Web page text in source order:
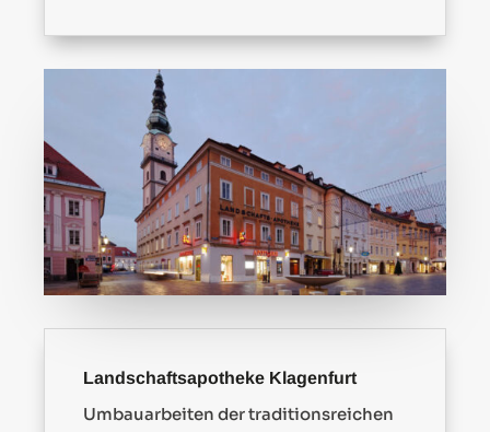
Landschaftsapotheke Klagenfurt
Umbauarbeiten der traditionsreichen